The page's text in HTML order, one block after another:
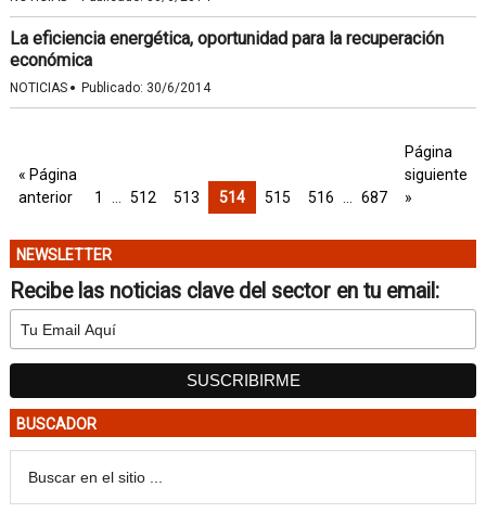
La eficiencia energética, oportunidad para la recuperación
económica
NOTICIAS · Publicado: 30/6/2014
« Página
anterior
1 512 513 514 515 516 687
Página
siguiente
»
NEWSLETTER
Recibe las noticias clave del sector en tu email:
BUSCADOR